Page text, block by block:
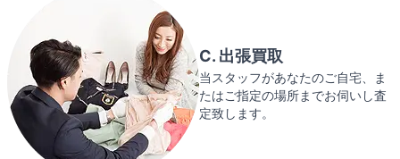
C. 出張買取
当スタッフがあなたのご自宅、ま
たはご指定の場所までお伺いし査
定致します。